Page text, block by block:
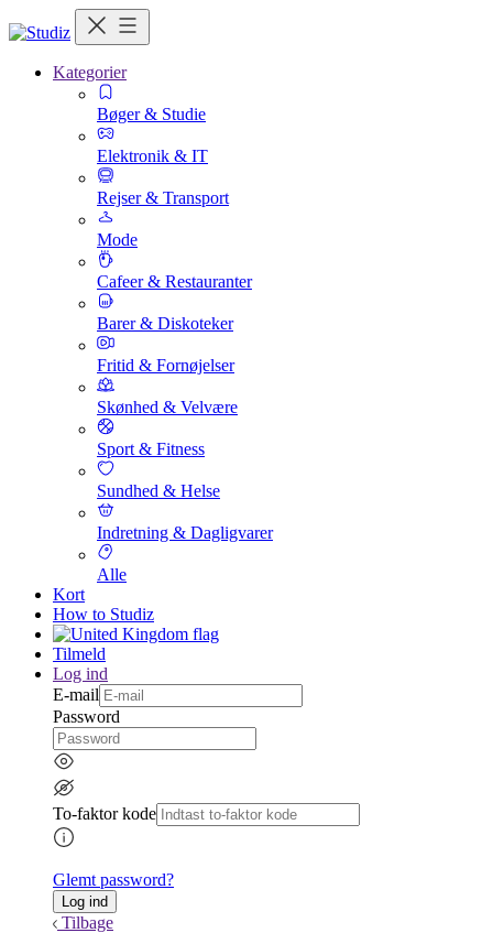
Kategorier
Bøger & Studie
Elektronik & IT
Rejser & Transport
Mode
Cafeer & Restauranter
Barer & Diskoteker
Fritid & Fornøjelser
Skønhed & Velvære
Sport & Fitness
Sundhed & Helse
Indretning & Dagligvarer
Alle
Kort
How to Studiz
Tilmeld
Log ind
E-mail
Password
To-faktor kode
Glemt password?
Tilbage